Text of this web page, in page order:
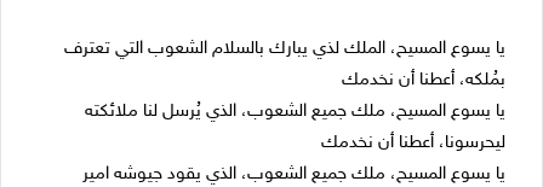
يا يسوع المسيح، الملك لذي يبارك بالسلام الشعوب التي تعترف
بمُلكه، أعطنا أن نخدمك
يا يسوع المسيح، ملك جميع الشعوب، الذي يُرسل لنا ملائكته
ليحرسونا، أعطنا أن نخدمك
يا يسوع المسيح، ملك جميع الشعوب، الذي يقود جيوشه امير